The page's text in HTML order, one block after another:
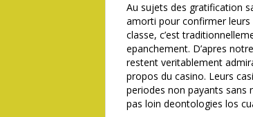
Au sujets des gratification
amorti pour confirmer
classe, c’est
epanchement. D’apres
restent veritablement
propos du casino. Leurs
periodes non payants sans
pas loin deontologies los